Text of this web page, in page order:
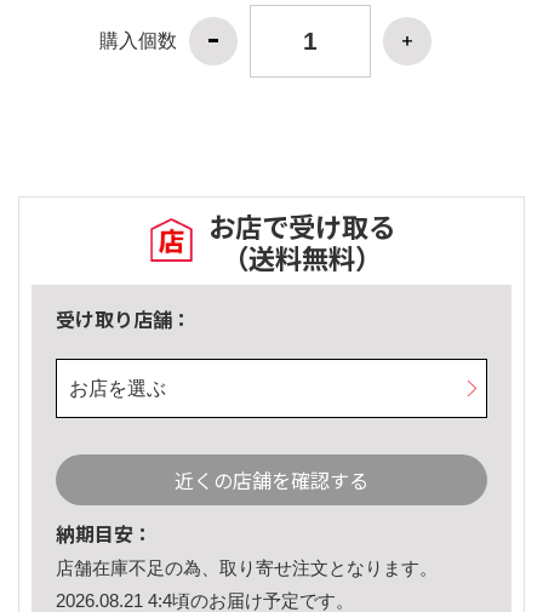
購入個数
お店で受け取る
（送料無料）
受け取り店舗：
お店を選ぶ
近くの店舗を確認する
納期目安：
店舗在庫不足の為、取り寄せ注文となります。
2026.08.21 4:4頃のお届け予定です。